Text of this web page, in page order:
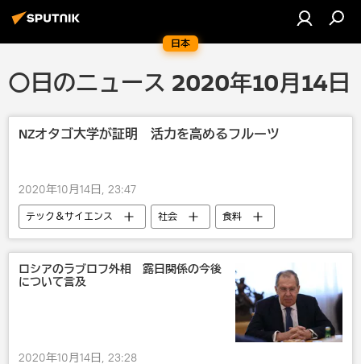
日本
〇日のニュース 2020年10月14日
NZオタゴ大学が証明 活力を高めるフルーツ
2020年10月14日, 23:47
テック＆サイエンス 社会
食料
食事
食べ物 食生活
ロシアのラブロフ外相 露日関係の今後
について言及
2020年10月14日, 23:28